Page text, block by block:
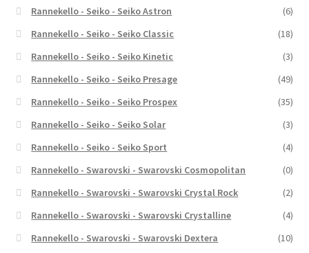
Rannekello - Seiko - Seiko Astron
(6)
Rannekello - Seiko - Seiko Classic
(18)
Rannekello - Seiko - Seiko Kinetic
(3)
Rannekello - Seiko - Seiko Presage
(49)
Rannekello - Seiko - Seiko Prospex
(35)
Rannekello - Seiko - Seiko Solar
(3)
Rannekello - Seiko - Seiko Sport
(4)
Rannekello - Swarovski - Swarovski Cosmopolitan
(0)
Rannekello - Swarovski - Swarovski Crystal Rock
(2)
Rannekello - Swarovski - Swarovski Crystalline
(4)
Rannekello - Swarovski - Swarovski Dextera
(10)